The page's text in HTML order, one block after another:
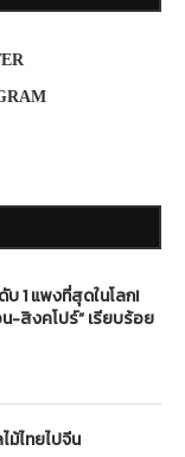
1 แพงที่สุดในโลก!
-สิงคโปร์” เรียบร้อย
ม้ไทยไปจีน